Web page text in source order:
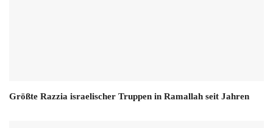
Größte Razzia israelischer Truppen in Ramallah seit Jahren